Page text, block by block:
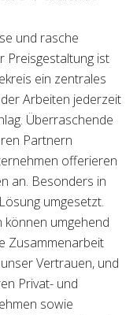
und rasche
Preisgestaltung ist
ein zentrales
Arbeiten jederzeit
Überraschende
Partnern
offerieren
an. Besonders in
umgesetzt.
können umgehend
Zusammenarbeit
Vertrauen, und
Privat- und
sowie